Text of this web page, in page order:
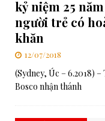
kỷ niệm 25
người trẻ có
khăn
12/07/2018
(Sydney, Úc – 6.2018)
Bosco nhận thánh